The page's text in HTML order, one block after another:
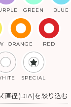
GREEN BLUE
ORANGE RED
SPECIAL
直径(DIA)を絞り込む